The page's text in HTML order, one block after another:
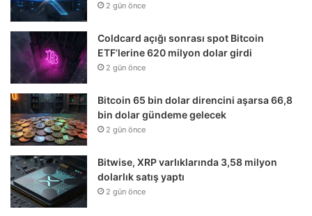
2 gün önce
Coldcard açığı sonrası spot Bitcoin
ETF’lerine 620 milyon dolar girdi
2 gün önce
Bitcoin 65 bin dolar direncini aşarsa 66,8
bin dolar gündeme gelecek
2 gün önce
Bitwise, XRP varlıklarında 3,58 milyon
dolarlık satış yaptı
2 gün önce